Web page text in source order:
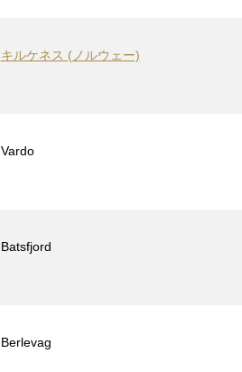
キルケネス (ノルウェー)
Vardo
Batsfjord
Berlevag